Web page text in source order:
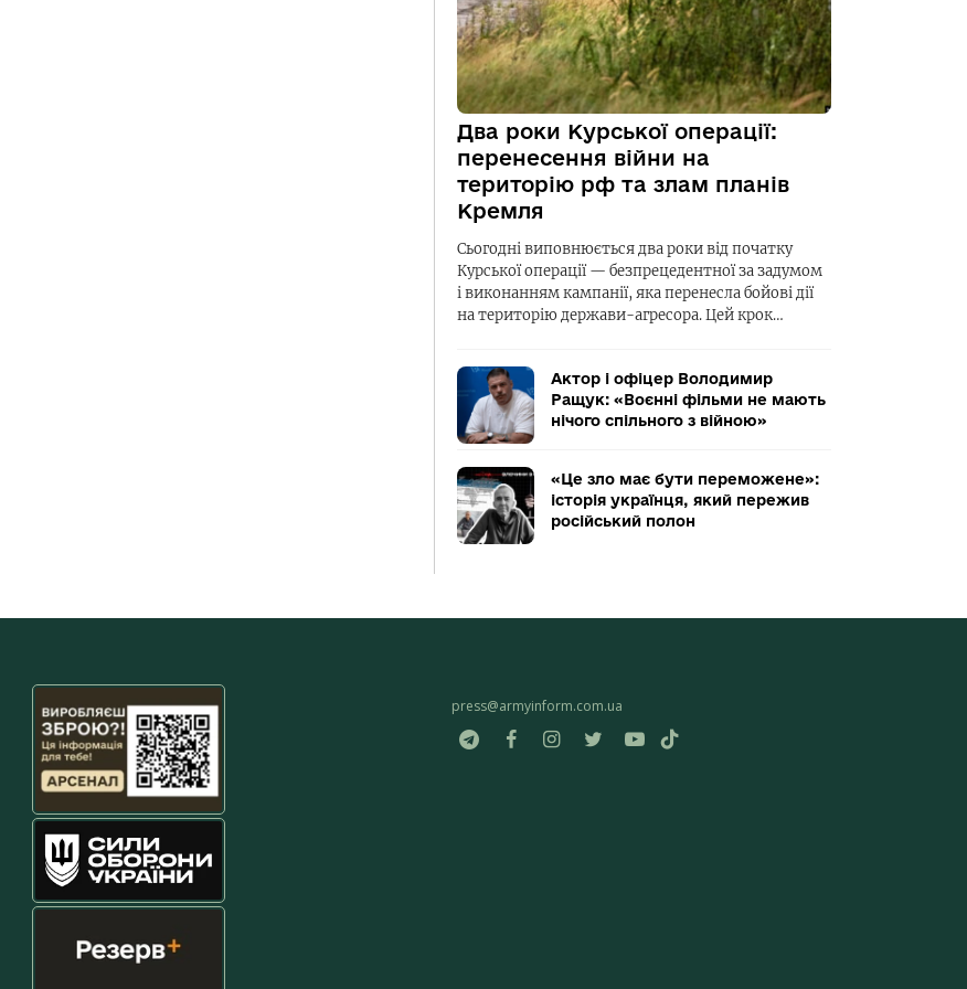
Два роки Курської операції:
перенесення війни на
територію рф та злам планів
Кремля
Сьогодні виповнюється два роки від початку
Курської операції — безпрецедентної за задумом
і виконанням кампанії, яка перенесла бойові дії
на територію держави-агресора. Цей крок…
Актор і офіцер Володимир
Ращук: «Воєнні фільми не мають
нічого спільного з війною»
«Це зло має бути переможене»:
історія українця, який пережив
російський полон
press@armyinform.com.ua